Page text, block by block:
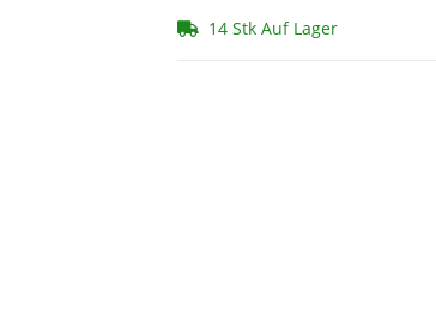
14 Stk Auf Lager